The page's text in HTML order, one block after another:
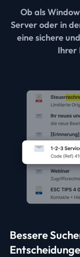
Ob als
Server oder in
eine sichere
Ihrer
Bessere